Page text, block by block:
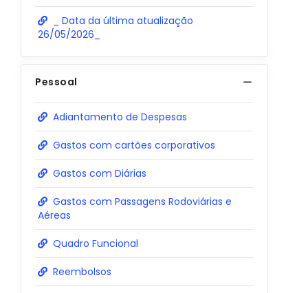
_ Data da última atualização
26/05/2026_
Pessoal
Adiantamento de Despesas
Gastos com cartões corporativos
Gastos com Diárias
Gastos com Passagens Rodoviárias e
Aéreas
Quadro Funcional
Reembolsos